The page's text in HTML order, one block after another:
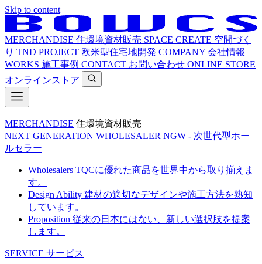
Skip to content
MERCHANDISE 住環境資材販売 SPACE CREATE 空間づく
り TND PROJECT 欧米型住宅地開発 COMPANY 会社情報
WORKS 施工事例 CONTACT お問い合わせ ONLINE STORE
オンラインストア
MERCHANDISE 住環境資材販売
NEXT GENERATION WHOLESALER NGW - 次世代型ホー
ルセラー
Wholesalers TQCに優れた商品を世界中から取り揃えま
す。
Design Ability 建材の適切なデザインや施工方法を熟知
しています。
Proposition 従来の日本にはない、新しい選択肢を提案
します。
SERVICE サービス